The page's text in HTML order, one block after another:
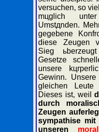
versuchen, so
mцglich
Umstдnden.
gegebene
diese Zeugen
Sieg
Gesetze
unsere
Gewinn.
gleichen
Dieses ist, weil
durch
Zeugen
sympathise
unseren